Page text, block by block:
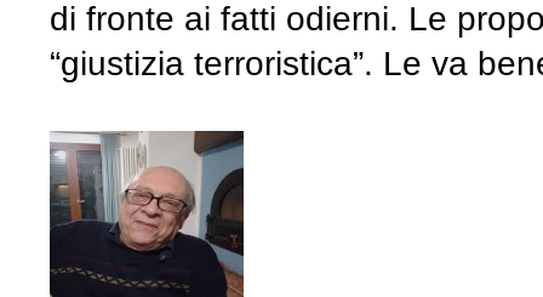
di fronte ai fatti odierni. Le
“giustizia terroristica”. Le va